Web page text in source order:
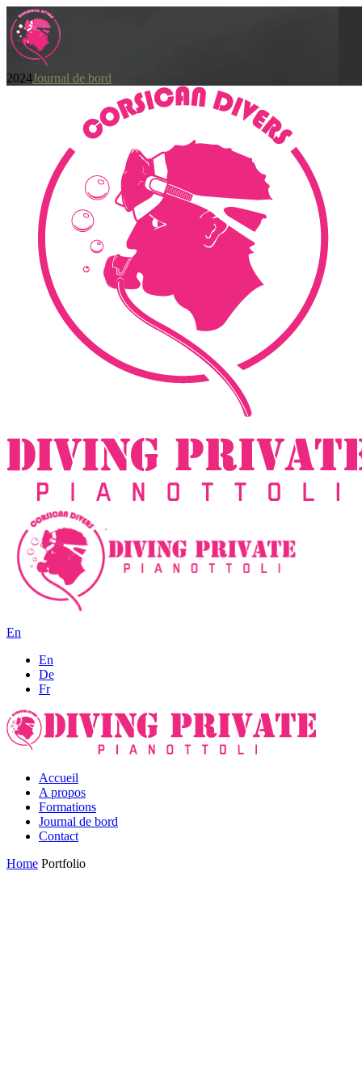
2024Journal de bord
En
En
De
Fr
Accueil
A propos
Formations
Journal de bord
Contact
Home Portfolio